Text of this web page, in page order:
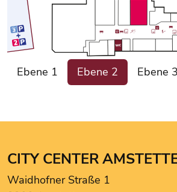
CCA Info-Point
Müller
Müller
Ebene 1 Ebene 2 Ebene 3
CITY CENTER
Waidhofner Straße 1